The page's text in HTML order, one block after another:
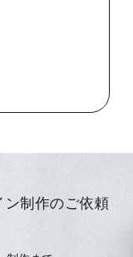
ン制作のご依頼